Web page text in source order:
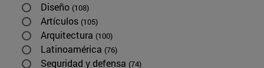
Diseño (108)
Artículos (105)
Arquitectura (100)
Latinoamérica (76)
Seguridad y defensa (74)